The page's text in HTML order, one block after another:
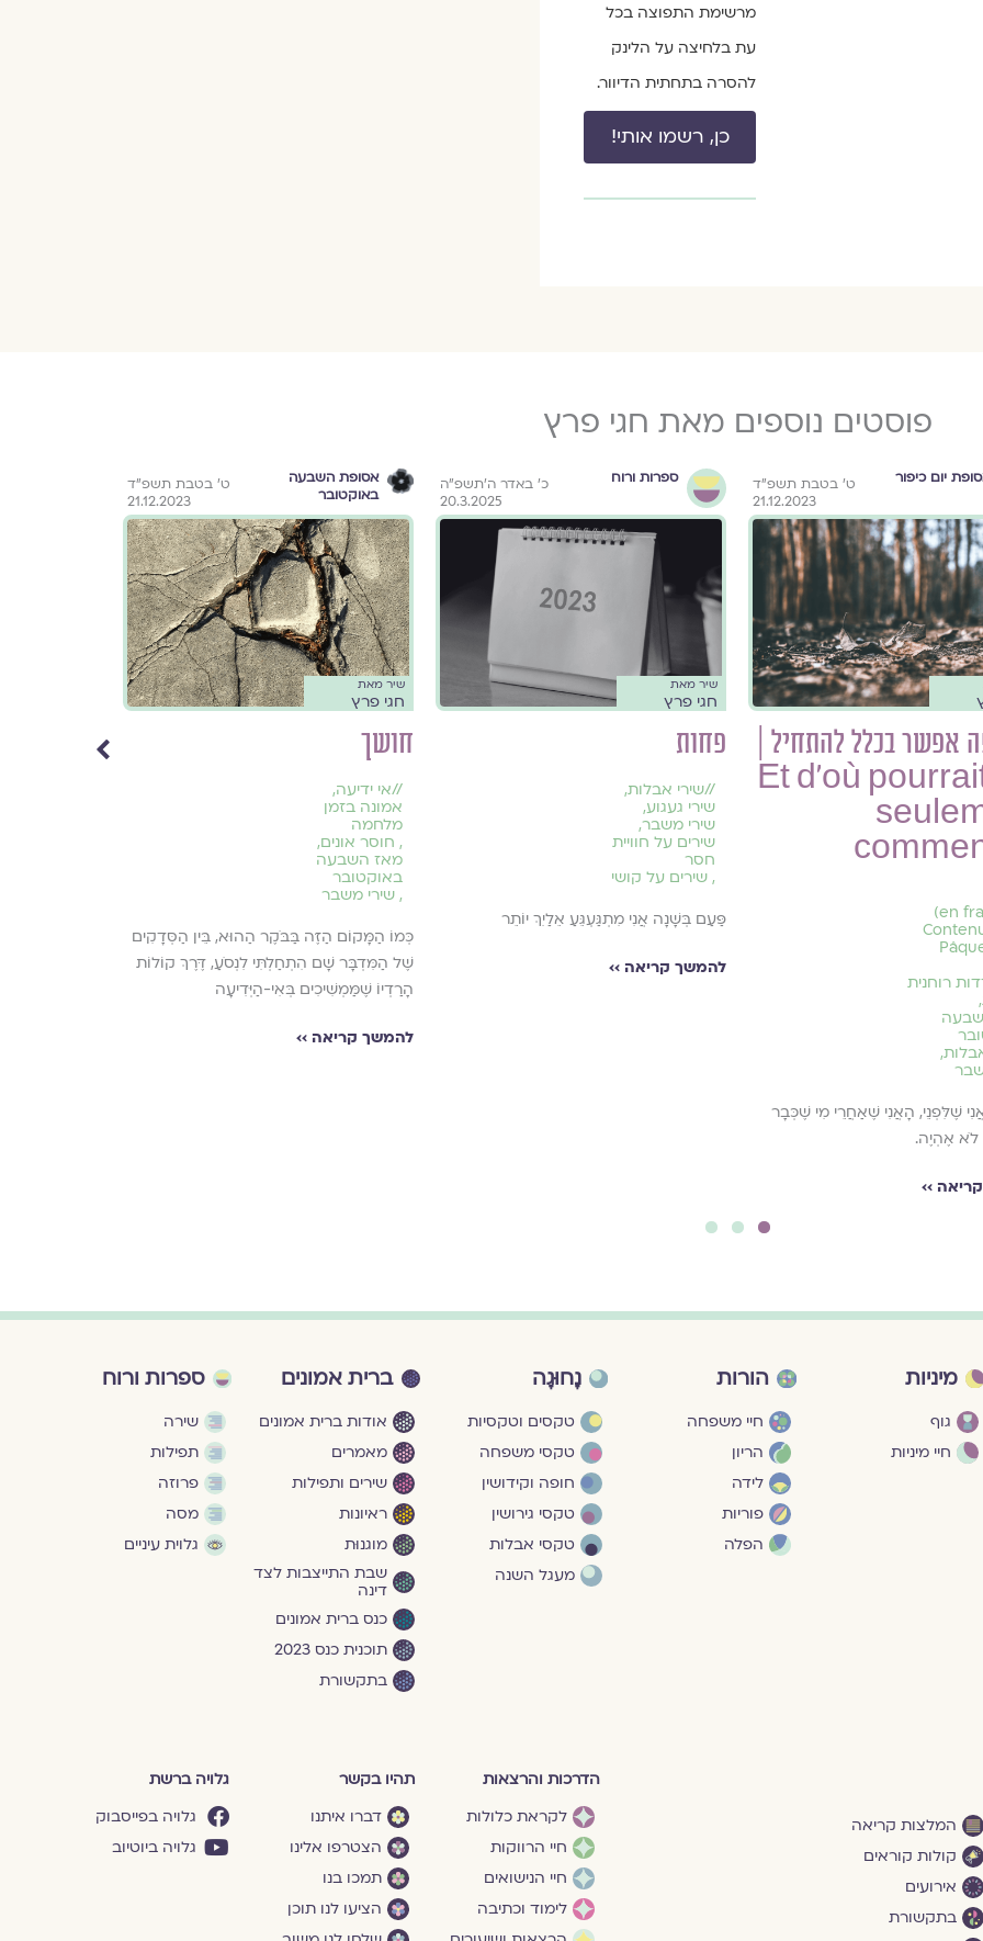
מרשימת התפוצה בכל
עת בלחיצה על הלינק
להסרה בתחתית הדיוור.
כן, רשמו אותי!
פוסטים נוספים מאת חגי פרץ
יום כיפור
ט׳ בטבת תשפ״ד
21.12.2023
אפשר בכלל להתחיל |
Et d’où
(en français)
רוחנית
,
,
שֶׁלִּפְנֵי, הָאֲנִי שֶׁאַחֲרֵי מִי שֶׁכְּבָר
אֶהְיֶה.
››
ספרות ורוח
כ׳ באדר ה׳תשפ״ה
20.3.2025
שיר מאת
חגי פרץ
פחות
//שירי אבלות,
שירי געגוע,
שירי משבר,
שירים על חוויית
חסר
, שירים על קושי
פַּעַם בְּשָׁנָה אֲנִי מִתְגַּעְגֵּעַ אֵלַיִךְ יוֹתֵר
להמשך קריאה ››
אסופת השבעה
באוקטובר
ט׳ בטבת תשפ״ד
21.12.2023
שיר מאת
חגי פרץ
חושך
//אי ידיעה,
אמונה בזמן
מלחמה
, חוסר אונים,
מאז השבעה
באוקטובר
, שירי משבר
כְּמוֹ הַמָּקוֹם הַזֶּה בַּבֹּקֶר הַהוּא, בֵּין הַסְּדָקִים
שֶׁל הַמִּדְבָּר שָׁם הִתְחַלְתִּי לִנְסֹעַ, דֶּרֶךְ קוֹלוֹת
הָרַדְיוֹ שֶׁמַּמְשִׁיכִים בְּאִי-הַיְּדִיעָה
להמשך קריאה ››
ממעמקי
1
מיניות
גוף
חיי מיניות
הורות
חיי משפחה
הריון
לידה
פוריות
הפלה
נָחוּגָה
טקסים וטקסיות
טקסי משפחה
חופה וקידושין
טקסי גירושין
טקסי אבלות
מעגל השנה
ברית אמונים
אודות ברית אמונים
מאמרים
שירים ותפילות
ראיונות
מוגנוּת
שבת התייצבות לצד
דינה
כנס ברית אמונים
תוכנית כנס 2023
בתקשורת
ספרות ורוח
שירה
תפילות
פרוזה
מסה
גלוית עיניים
המלצות קריאה
קולות קוראים
אירועים
בתקשורת
הדרכות והרצאות
לקראת כלולות
חיי הרווקות
חיי הנישואים
לימוד וכתיבה
תהיו בקשר
דברו איתנו
הצטרפו אלינו
תמכו בנו
הציעו לנו תוכן
גלויה ברשת
גלויה בפייסבוק
גלויה ביוטיוב